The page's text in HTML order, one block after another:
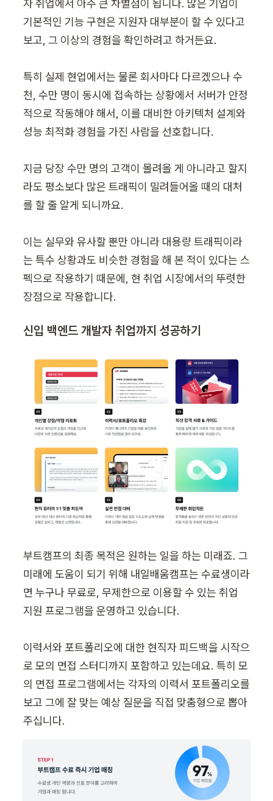
자 취업에서 아주 큰 차별점이 됩니다. 많은 기업이
기본적인 기능 구현은 지원자 대부분이 할 수 있다고
보고, 그 이상의 경험을 확인하려고 하거든요.
특히 실제 현업에서는 물론 회사마다 다르겠으나 수
천, 수만 명이 동시에 접속하는 상황에서 서버가 안정
적으로 작동해야 해서, 이를 대비한 아키텍처 설계와
성능 최적화 경험을 가진 사람을 선호합니다.
지금 당장 수만 명의 고객이 몰려올 게 아니라고 할지
라도 평소보다 많은 트래픽이 밀려들어올 때의 대처
를 할 줄 알게 되니까요.
이는 실무와 유사할 뿐만 아니라 대용량 트래픽이라
는 특수 상황과도 비슷한 경험을 해 본 적이 있다는 스
펙으로 작용하기 때문에, 현 취업 시장에서의 뚜렷한
장점으로 작용합니다.
신입 백엔드 개발자 취업까지 성공하기
부트캠프의 최종 목적은 원하는 일을 하는 미래죠. 그
미래에 도움이 되기 위해 내일배움캠프는 수료생이라
면 누구나 무료로, 무제한으로 이용할 수 있는 취업
지원 프로그램을 운영하고 있습니다.
이력서와 포트폴리오에 대한 현직자 피드백을 시작으
로 모의 면접 스터디까지 포함하고 있는데요. 특히 모
의 면접 프로그램에서는 각자의 이력서 포트폴리오를
보고 그에 잘 맞는 예상 질문을 직접 맞춤형으로 뽑아
주십니다.